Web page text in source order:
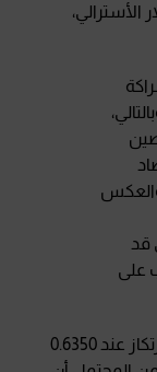
والعكس
قد
على
أما من الناحية الفنية، فإذا تم كسر نقطة الارتكاز عند 0.6350